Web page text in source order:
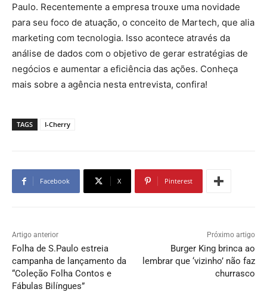
Paulo. Recentemente a empresa trouxe uma novidade
para seu foco de atuação, o conceito de Martech, que alia
marketing com tecnologia. Isso acontece através da
análise de dados com o objetivo de gerar estratégias de
negócios e aumentar a eficiência das ações. Conheça
mais sobre a agência nesta entrevista, confira!
TAGS I-Cherry
Facebook X Pinterest
Artigo anterior
Folha de S.Paulo estreia
campanha de lançamento da
“Coleção Folha Contos e
Fábulas Bilíngues”
Próximo artigo
Burger King brinca ao
lembrar que ‘vizinho’ não faz
churrasco